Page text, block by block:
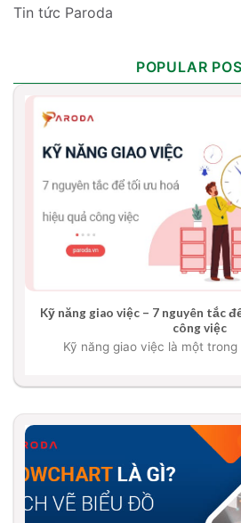
Tin tức Paroda
POPULAR
Kỹ năng giao việc – 7 nguyên tắc
công việc
Kỹ năng giao việc là một